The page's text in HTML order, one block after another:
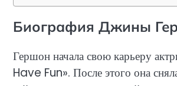
Биография Джины
Гершон начала свою карьеру
Have Fun». После этого она